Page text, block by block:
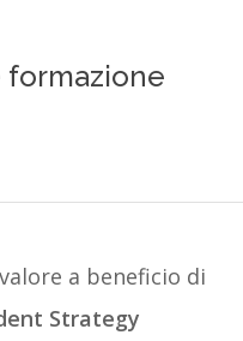
a beneficio di
Strategy